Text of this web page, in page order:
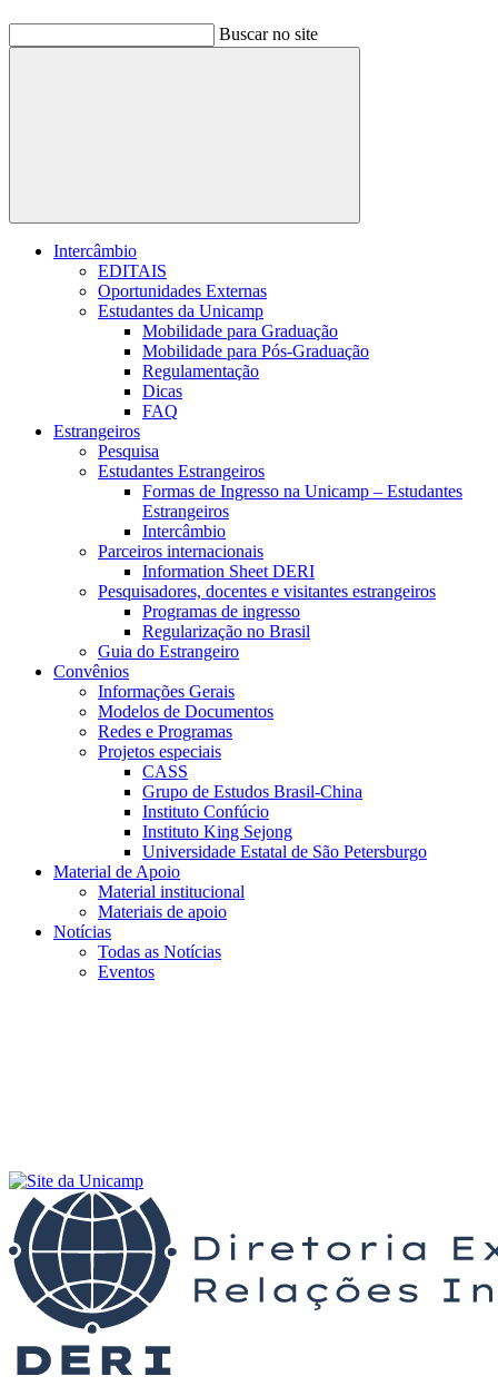
Buscar no site
Buscar
Intercâmbio
EDITAIS
Oportunidades Externas
Estudantes da Unicamp
Mobilidade para Graduação
Mobilidade para Pós-Graduação
Regulamentação
Dicas
FAQ
Estrangeiros
Pesquisa
Estudantes Estrangeiros
Formas de Ingresso na Unicamp – Estudantes
Estrangeiros
Intercâmbio
Parceiros internacionais
Information Sheet DERI
Pesquisadores, docentes e visitantes estrangeiros
Programas de ingresso
Regularização no Brasil
Guia do Estrangeiro
Convênios
Informações Gerais
Modelos de Documentos
Redes e Programas
Projetos especiais
CASS
Grupo de Estudos Brasil-China
Instituto Confúcio
Instituto King Sejong
Universidade Estatal de São Petersburgo
Material de Apoio
Material institucional
Materiais de apoio
Notícias
Todas as Notícias
Eventos